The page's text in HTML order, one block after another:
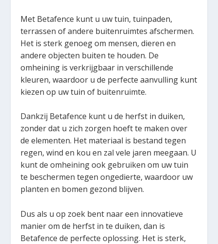
Met Betafence kunt u uw tuin, tuinpaden,
terrassen of andere buitenruimtes afschermen.
Het is sterk genoeg om mensen, dieren en
andere objecten buiten te houden. De
omheining is verkrijgbaar in verschillende
kleuren, waardoor u de perfecte aanvulling kunt
kiezen op uw tuin of buitenruimte.
Dankzij Betafence kunt u de herfst in duiken,
zonder dat u zich zorgen hoeft te maken over
de elementen. Het materiaal is bestand tegen
regen, wind en kou en zal vele jaren meegaan. U
kunt de omheining ook gebruiken om uw tuin
te beschermen tegen ongedierte, waardoor uw
planten en bomen gezond blijven.
Dus als u op zoek bent naar een innovatieve
manier om de herfst in te duiken, dan is
Betafence de perfecte oplossing. Het is sterk,